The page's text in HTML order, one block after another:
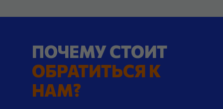
ПОЧЕМУ СТОИТ
ОБРАТИТЬСЯ К
НАМ?